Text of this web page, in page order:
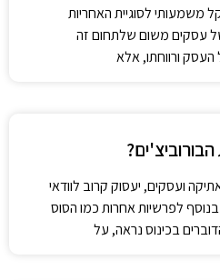
לסוגיית האחריות
משום שלתחום זה
אלא
יעסוק קרוב לוודאי
אחרות כמו הסוס
בכינוס נראה, על